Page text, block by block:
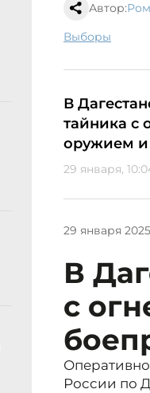
Автор:
выборы
В
тайника с
оружием
29 января,
29 января
В
с
России по